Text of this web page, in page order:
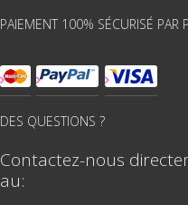
PAIEMENT 100% SÉCURISÉ PAR
DES QUESTIONS ?
Contactez-nous
au: